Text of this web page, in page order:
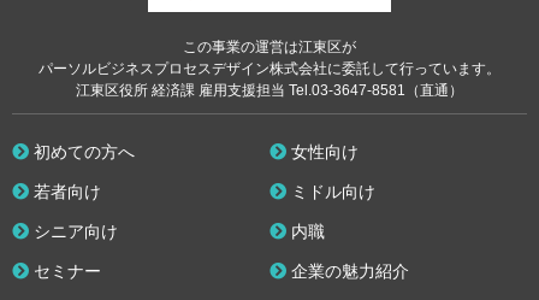
この事業の運営は江東区が
パーソルビジネスプロセスデザイン株式会社に委託して行っています。
江東区役所 経済課 雇用支援担当 Tel.03-3647-8581（直通）
初めての方へ 女性向け
若者向け ミドル向け
シニア向け 内職
セミナー 企業の魅力紹介